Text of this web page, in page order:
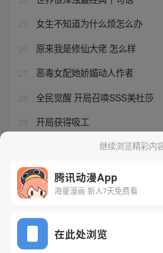
25 女生不知道为什么烦怎么办
26 原来我是修仙大佬 怎么样
27 恶毒女配她娇媚动人作者
28 全民觉醒 开局召唤SSS美杜莎
29 开局获得吸工
大叔追求少女什么心理继续浏览精彩内
腾讯动漫App
海量漫画 新人7天免费看
在此处浏览
网站备案/许可证号：粤B2-
Copyright©1998 - 2026 Tencent.